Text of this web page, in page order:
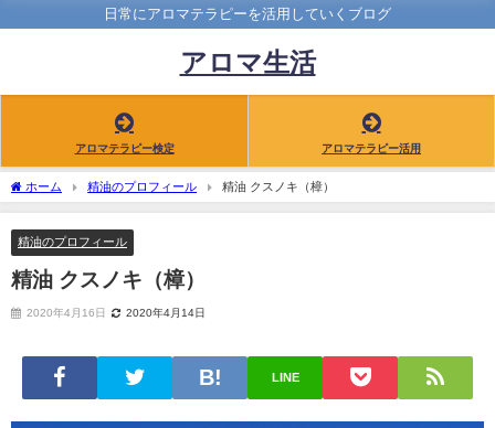
日常にアロマテラピーを活用していくブログ
アロマ生活
アロマテラピー検定 アロマテラピー活用
ホーム 精油のプロフィール 精油 クスノキ（樟）
精油のプロフィール
精油 クスノキ（樟）
2020年4月16日 2020年4月14日
LINE